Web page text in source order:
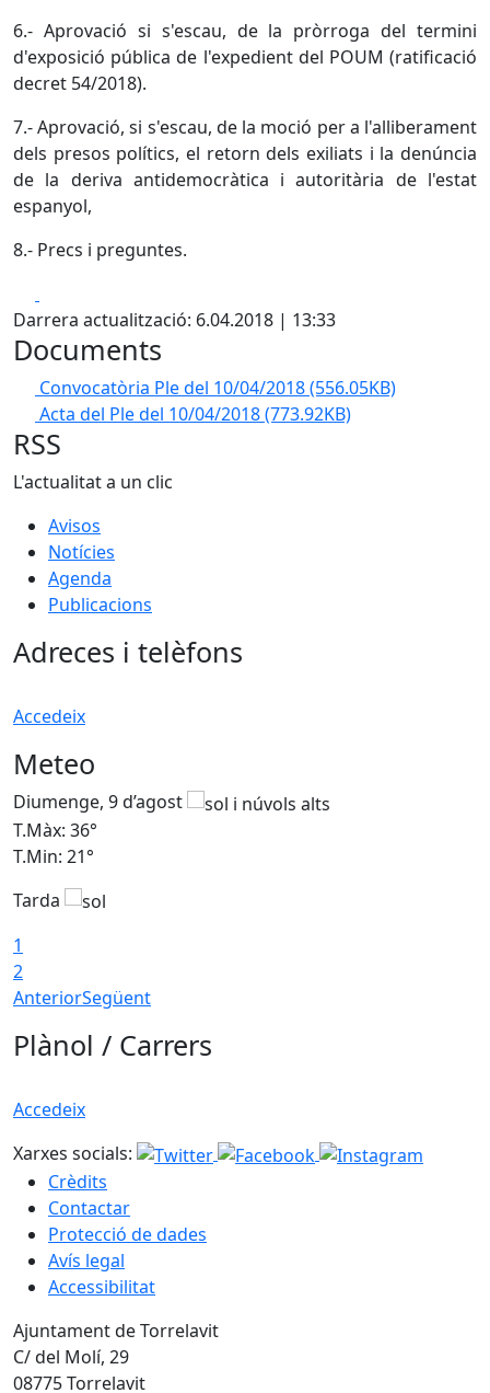
6.- Aprovació si s'escau, de la pròrroga del termini
d'exposició pública de l'expedient del POUM (ratificació
decret 54/2018).
7.- Aprovació, si s'escau, de la moció per a l'alliberament
dels presos polítics, el retorn dels exiliats i la denúncia
de la deriva antidemocràtica i autoritària de l'estat
espanyol,
8.- Precs i preguntes.
Darrera actualització: 6.04.2018 | 13:33
Documents
Convocatòria Ple del 10/04/2018(556.05KB)
Acta del Ple del 10/04/2018(773.92KB)
RSS
L'actualitat a un clic
Avisos
Notícies
Agenda
Publicacions
Adreces i telèfons
Accedeix
Meteo
Diumenge, 9 d’agost
T.Màx: 36°
T.Min: 21°
Tarda
1
2
AnteriorSegüent
Plànol / Carrers
Accedeix
Xarxes socials:
Crèdits
Contactar
Protecció de dades
Avís legal
Accessibilitat
Ajuntament de Torrelavit
C/ del Molí, 29
08775 Torrelavit